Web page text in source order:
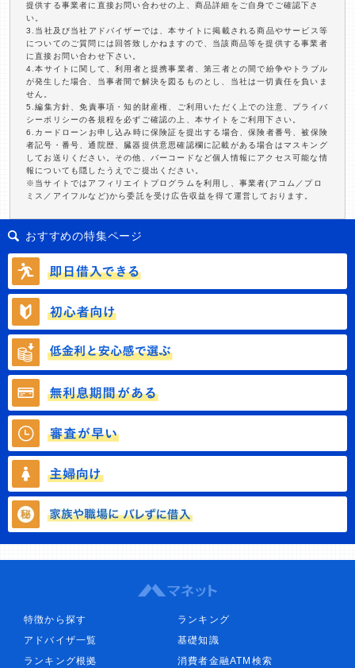
提供する事業者に直接お問い合わせの上、商品詳細をご自身でご確認下さ
い。
3.当社及び当社アドバイザーでは、本サイトに掲載される商品やサービス等
についてのご質問には回答致しかねますので、当該商品等を提供する事業者
に直接お問い合わせ下さい。
4.本サイトに関して、利用者と提携事業者、第三者との間で紛争やトラブル
が発生した場合、当事者間で解決を図るものとし、当社は一切責任を負いま
せん。
5.編集方針、免責事項・知的財産権、ご利用いただく上での注意、プライバ
シーポリシーの各規程を必ずご確認の上、本サイトをご利用下さい。
6.カードローンお申し込み時に保険証を提出する場合、保険者番号、被保険
者記号・番号、通院歴、臓器提供意思確認欄に記載がある場合はマスキング
してお送りください。その他、バーコードなど個人情報にアクセス可能な情
報についても隠したうえでご提出ください。
※当サイトではアフィリエイトプログラムを利用し、事業者(アコム／プロ
ミス／アイフルなど)から委託を受け広告収益を得て運営しております。
おすすめの特集ページ
特徴から探す
ランキング
アドバイザ一覧
基礎知識
ランキング根拠
消費者金融ATM検索